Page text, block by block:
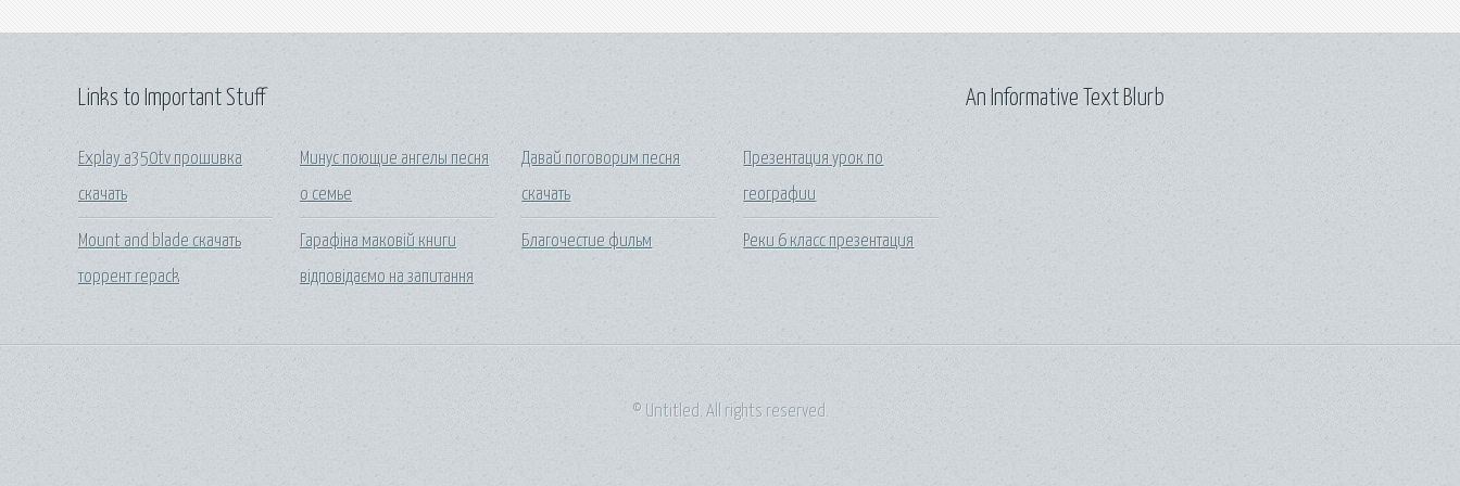
Links to Important Stuff
Explay a350tv прошивка
скачать
Mount and blade скачать
торрент repack
Минус поющие ангелы песня
о семье
Гарафіна маковій книги
відповідаємо на запитання
Давай поговорим песня
скачать
Благочестие фильм
Презентация урок по
географии
Реки 6 класс презентация
An Informative Text Blurb
© Untitled. All rights reserved.